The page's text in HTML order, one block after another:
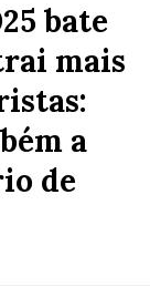
bate
mais
a
de